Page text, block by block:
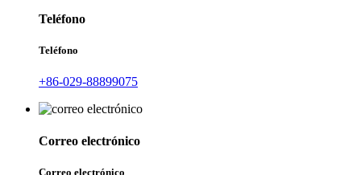
Teléfono
Teléfono
+86-029-88899075
Correo electrónico
Correo electrónico